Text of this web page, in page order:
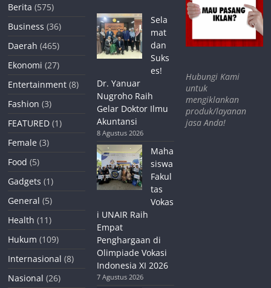
Berita (575)
Business (36)
Daerah (465)
Ekonomi (27)
Entertainment (8)
Fashion (3)
FEATURED (1)
Female (3)
Food (5)
Gadgets (1)
General (5)
Health (11)
Hukum (109)
Internasional (8)
Nasional (26)
Sela
mat
dan
Suks
es!
Dr. Yanuar
Nugroho Raih
Gelar Doktor Ilmu
Akuntansi
8 Agustus 2026
Maha
siswa
Fakul
tas
Vokas
i UNAIR Raih
Empat
Penghargaan di
Olimpiade Vokasi
Indonesia XI 2026
7 Agustus 2026
Hubungi Kami
untuk
mengiklankan
produk/layanan
jasa Anda!